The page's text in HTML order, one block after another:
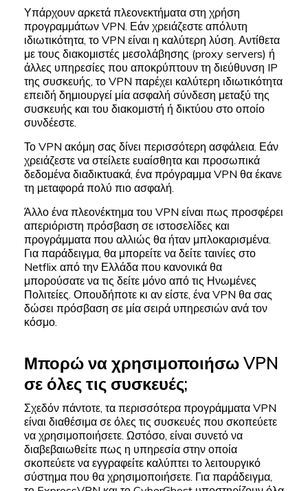
Υπάρχουν αρκετά πλεονεκτήματα στη χρήση
προγραμμάτων VPN. Εάν χρειάζεστε απόλυτη
ιδιωτικότητα, το VPN είναι η καλύτερη λύση. Αντίθετα
με τους διακομιστές μεσολάβησης (proxy servers) ή
άλλες υπηρεσίες που αποκρύπτουν τη διεύθυνση IP
της συσκευής, το VPN παρέχει καλύτερη ιδιωτικότητα
επειδή δημιουργεί μία ασφαλή σύνδεση μεταξύ της
συσκευής και του διακομιστή ή δικτύου στο οποίο
συνδέεστε.
Το VPN ακόμη σας δίνει περισσότερη ασφάλεια. Εάν
χρειάζεστε να στείλετε ευαίσθητα και προσωπικά
δεδομένα διαδικτυακά, ένα πρόγραμμα VPN θα έκανε
τη μεταφορά πολύ πιο ασφαλή.
Άλλο ένα πλεονέκτημα του VPN είναι πως προσφέρει
απεριόριστη πρόσβαση σε ιστοσελίδες και
προγράμματα που αλλιώς θα ήταν μπλοκαρισμένα.
Για παράδειγμα, θα μπορείτε να δείτε ταινίες στο
Netflix από την Ελλάδα που κανονικά θα
μπορούσατε να τις δείτε μόνο από τις Ηνωμένες
Πολιτείες. Οπουδήποτε κι αν είστε, ένα VPN θα σας
δώσει πρόσβαση σε μία σειρά υπηρεσιών ανά τον
κόσμο.
Μπορώ να χρησιμοποιήσω VPN
σε όλες τις συσκευές;
Σχεδόν πάντοτε, τα περισσότερα προγράμματα VPN
είναι διαθέσιμα σε όλες τις συσκευές που σκοπεύετε
να χρησιμοποιήσετε. Ωστόσο, είναι συνετό να
διαβεβαιωθείτε πως η υπηρεσία στην οποία
σκοπεύετε να εγγραφείτε καλύπτει το λειτουργικό
σύστημα που θα χρησιμοποιήσετε. Για παράδειγμα,